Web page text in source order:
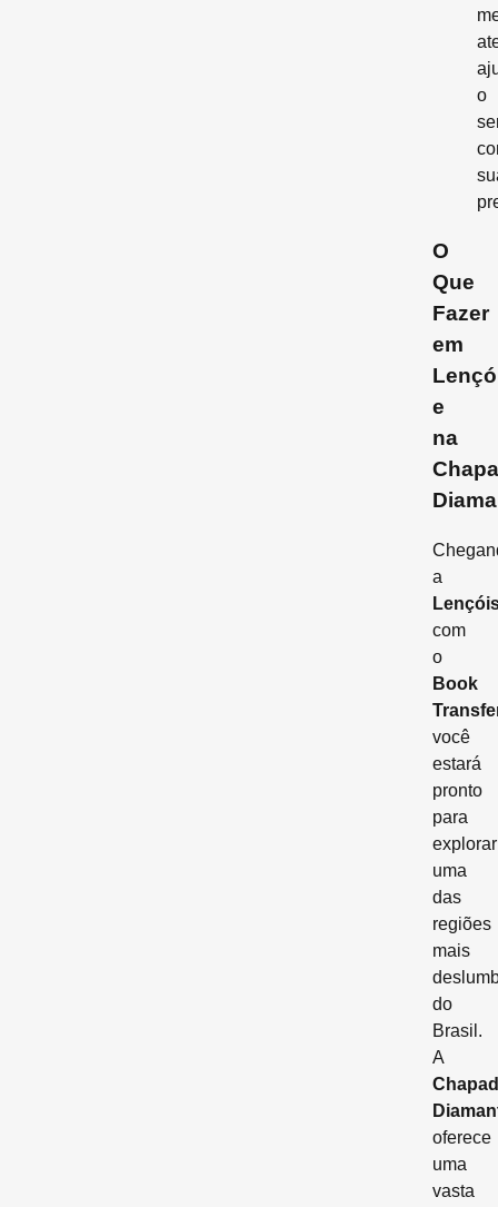
o
O
Que
Fazer
em
e
na
a
com
o
Book
você
estará
pronto
para
explorar
uma
das
regiões
mais
do
Brasil.
A
oferece
uma
vasta